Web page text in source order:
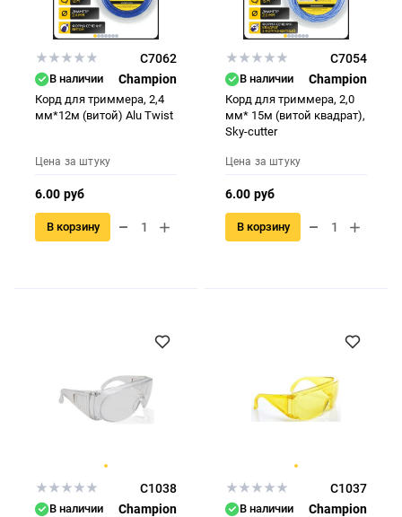
C7062
В наличии Champion
Корд для триммера, 2,4
мм*12м (витой) Alu Twist
Цена за штуку
6.00 руб
В корзину
C7054
В наличии Champion
Корд для триммера, 2,0
мм* 15м (витой квадрат),
Sky-cutter
Цена за штуку
6.00 руб
В корзину
C1038
В наличии Champion
C1037
В наличии Champion